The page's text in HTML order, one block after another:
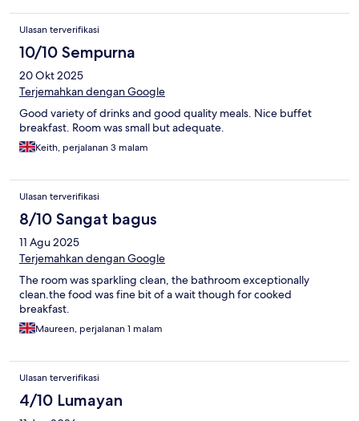
Ulasan terverifikasi
10/10 Sempurna
20 Okt 2025
Terjemahkan dengan Google
Good variety of drinks and good quality meals. Nice buffet
breakfast. Room was small but adequate.
Keith, perjalanan 3 malam
Ulasan terverifikasi
8/10 Sangat bagus
11 Agu 2025
Terjemahkan dengan Google
The room was sparkling clean, the bathroom exceptionally
clean.the food was fine bit of a wait though for cooked
breakfast.
Maureen, perjalanan 1 malam
Ulasan terverifikasi
4/10 Lumayan